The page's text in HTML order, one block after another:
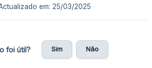
em: 25/03/2025
foi útil? Sim Não